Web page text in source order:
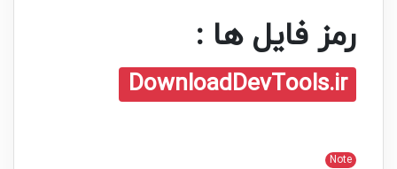
رمز فایل ها :
DownloadDevTools.ir
Note